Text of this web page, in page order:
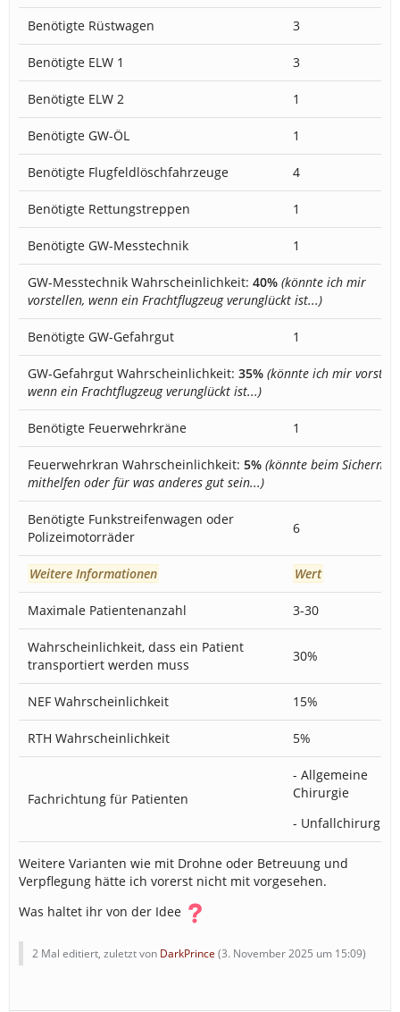
Benötigte Rüstwagen 3
Benötigte ELW 1 3
Benötigte ELW 2 1
Benötigte GW-ÖL 1
Benötigte Flugfeldlöschfahrzeuge 4
Benötigte Rettungstreppen 1
Benötigte GW-Messtechnik 1
GW-Messtechnik Wahrscheinlichkeit: 40% (könnte ich mir
vorstellen, wenn ein Frachtflugzeug verunglückt ist...)
Benötigte GW-Gefahrgut 1
GW-Gefahrgut Wahrscheinlichkeit: 35% (könnte ich mir
wenn ein Frachtflugzeug verunglückt ist...)
Benötigte Feuerwehrkräne 1
Feuerwehrkran Wahrscheinlichkeit: 5% (könnte beim Sichern
mithelfen oder für was anderes gut sein...)
Benötigte Funkstreifenwagen oder
Polizeimotorräder
6
Weitere Informationen Wert
Maximale Patientenanzahl 3-30
Wahrscheinlichkeit, dass ein Patient
transportiert werden muss
30%
NEF Wahrscheinlichkeit 15%
RTH Wahrscheinlichkeit 5%
Fachrichtung für Patienten
- Allgemeine
Chirurgie
- Unfallchirurgie
Weitere Varianten wie mit Drohne oder Betreuung und
Verpflegung hätte ich vorerst nicht mit vorgesehen.
Was haltet ihr von der Idee
2 Mal editiert, zuletzt von DarkPrince (3. November 2025 um 15:09)